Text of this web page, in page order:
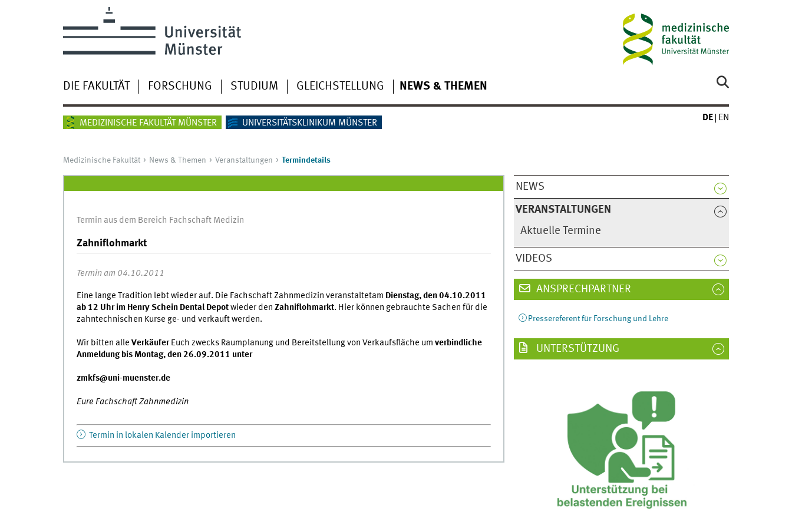
DIE FAKULTÄT FORSCHUNG STUDIUM GLEICHSTELLUNG NEWS & THEMEN
MEDIZINISCHE FAKULTÄT MÜNSTER UNIVERSITÄTSKLINIKUM MÜNSTER
DE EN
Medizinische Fakultät News & Themen Veranstaltungen Termindetails
NEWS
VERANSTALTUNGEN
Aktuelle Termine
VIDEOS
Termin aus dem Bereich Fachschaft Medizin
Zahniflohmarkt
Termin am 04.10.2011
Eine lange Tradition lebt wieder auf. Die Fachschaft Zahnmedizin veranstaltetam Dienstag, den 04.10.2011
ab 12 Uhr im Henry Schein Dental Depotwieder den Zahniflohmarkt. Hier können gebrauchte Sachen für die
zahntechnischen Kurse ge- und verkauft werden.
Wir bitten alle VerkäuferEuch zwecks Raumplanung und Bereitstellung von Verkaufsfläche um verbindliche
Anmeldung bis Montag, den 26.09.2011 unter
zmkfs@uni-muenster.de
Eure Fachschaft Zahnmedizin
Termin in lokalen Kalender importieren
ANSPRECHPARTNER
Pressereferent für Forschung und Lehre
UNTERSTÜTZUNG